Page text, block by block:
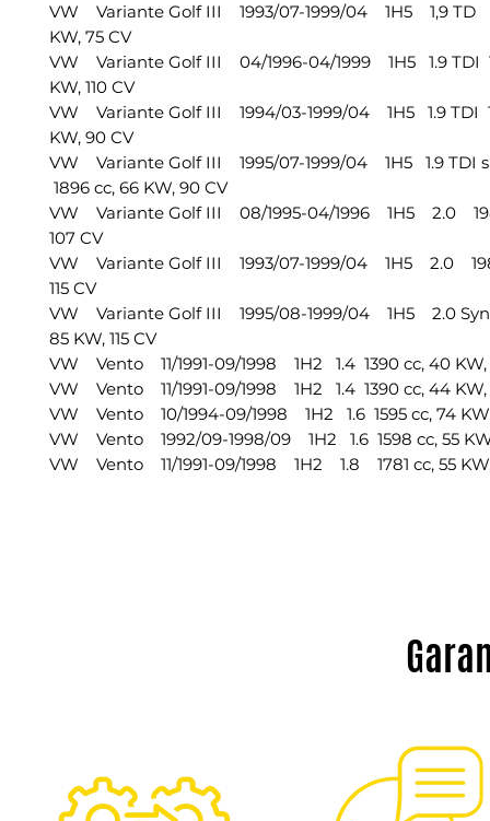
VW Variante Golf III 1993/07-1999/04 1H5 1,9 TD
KW, 75 CV
VW Variante Golf III 04/1996-04/1999 1H5 1.9 TDI
KW, 110 CV
VW Variante Golf III 1994/03-1999/04 1H5 1.9 TDI
KW, 90 CV
VW Variante Golf III 1995/07-1999/04 1H5 1.9 TDI
1896 cc, 66 KW, 90 CV
VW Variante Golf III 08/1995-04/1996 1H5 2.0
107 CV
VW Variante Golf III 1993/07-1999/04 1H5 2.0
115 CV
VW Variante Golf III 1995/08-1999/04 1H5 2.0
85 KW, 115 CV
VW Vento 11/1991-09/1998 1H2 1.4 1390 cc, 40 KW,
VW Vento 11/1991-09/1998 1H2 1.4 1390 cc, 44 KW,
VW Vento 10/1994-09/1998 1H2 1.6 1595 cc, 74 KW,
VW Vento 1992/09-1998/09 1H2 1.6 1598 cc, 55
VW Vento 11/1991-09/1998 1H2 1.8 1781 cc, 55